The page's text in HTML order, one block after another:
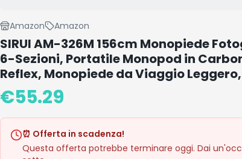
Amazon Amazon
SIRUI AM-326M 156cm Monopiede
6-Sezioni, Portatile Monopod in
Reflex, Monopiede da Viaggio
€55.29
⏰ Offerta in scadenza!
Questa offerta potrebbe terminare oggi. Dai